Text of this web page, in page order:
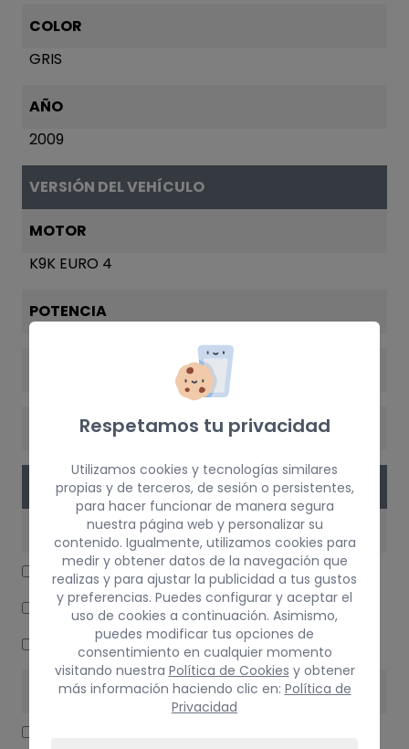
COLOR
GRIS
AÑO
2009
VERSIÓN DEL VEHÍCULO
MOTOR
K9K EURO 4
POTENCIA
CAMBIO
PIEZAS
MOTOR / ADMISIÓN / ESCAPE
MOTOR COMPLETO
ENFRIADOR EGR
MOTOR COMPLETO
ELECTRICIDAD
Respetamos tu privacidad
Utilizamos cookies y tecnologías similares
propias y de terceros, de sesión o persistentes,
para hacer funcionar de manera segura
nuestra página web y personalizar su
contenido. Igualmente, utilizamos cookies para
medir y obtener datos de la navegación que
realizas y para ajustar la publicidad a tus gustos
y preferencias. Puedes configurar y aceptar el
uso de cookies a continuación. Asimismo,
puedes modificar tus opciones de
consentimiento en cualquier momento
visitando nuestra Política de Cookies y obtener
más información haciendo clic en: Política de
Privacidad